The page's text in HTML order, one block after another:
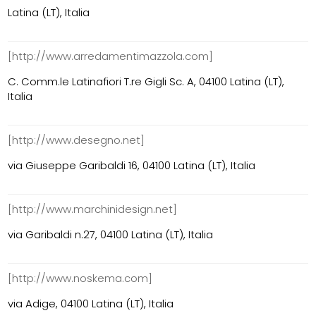
Latina (LT), Italia
[http://www.arredamentimazzola.com]
C. Comm.le Latinafiori T.re Gigli Sc. A, 04100 Latina (LT),
Italia
[http://www.desegno.net]
via Giuseppe Garibaldi 16, 04100 Latina (LT), Italia
[http://www.marchinidesign.net]
via Garibaldi n.27, 04100 Latina (LT), Italia
[http://www.noskema.com]
via Adige, 04100 Latina (LT), Italia